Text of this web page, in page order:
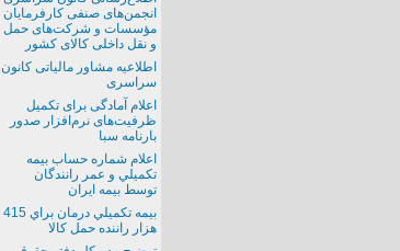
انجمن‌های صنفی کارفرمایان
مؤسسات و شرکت‌های حمل
و نقل داخلی کالای کشور
اطلاعیه مشاور مالیاتی کانون
سراسری
اعلام آمادگی برای تکمیل
ظرفیت‌های نرم‌افزار صدور
بارنامه سبا
اعلام شماره حساب بيمه
تكميلي و عمر رانندگان
توسط بيمه ايران
بيمه تكميلي درمان براي 415
هزار راننده حمل كالا